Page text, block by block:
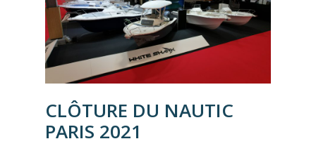
CLÔTURE DU NAUTIC
PARIS 2021